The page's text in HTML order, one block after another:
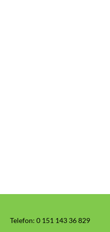
Telefon: 0 151 143 36 829